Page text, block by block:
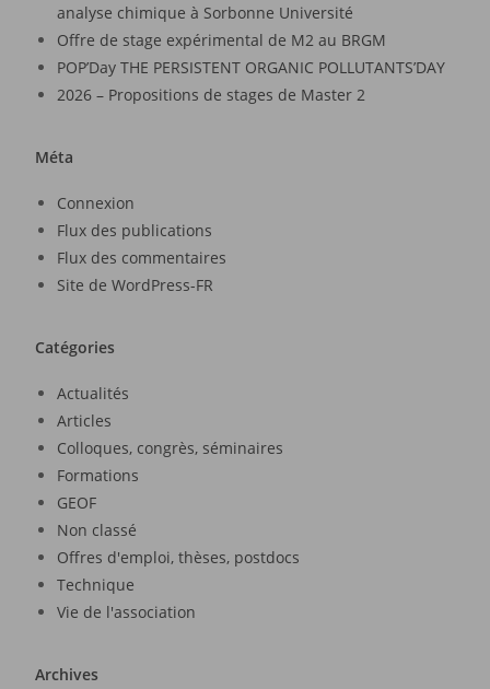
analyse chimique à Sorbonne Université
Offre de stage expérimental de M2 au BRGM
POP’Day THE PERSISTENT ORGANIC POLLUTANTS’DAY
2026 – Propositions de stages de Master 2
Méta
Connexion
Flux des publications
Flux des commentaires
Site de WordPress-FR
Catégories
Actualités
Articles
Colloques, congrès, séminaires
Formations
GEOF
Non classé
Offres d'emploi, thèses, postdocs
Technique
Vie de l'association
Archives